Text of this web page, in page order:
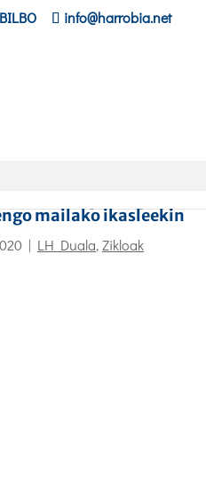
info@harrobia.net
mailako ikasleekin
| LH Duala,Zikloak